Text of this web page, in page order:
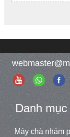
Danh
Máy chà nhám